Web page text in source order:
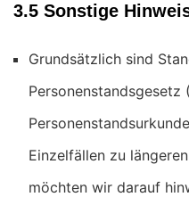
3.5 Sonstige
Grundsätzlich sind
Einzelfällen zu
möchten wir darauf